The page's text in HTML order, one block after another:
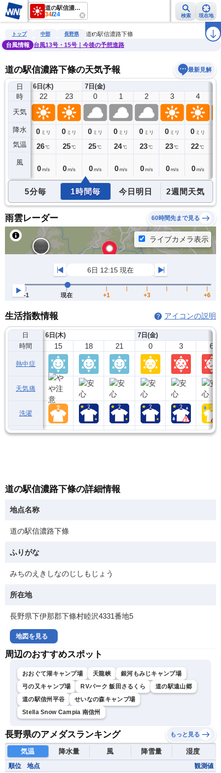
道の駅信濃路下條
34/24 検索 現在地
雨雲レーダー 台風情報 地震情報 警報・注意報 ラ
トップ 中部 長野県
道の駅信濃路下條
台風情報
台風13号・15号｜今後の予想進路
道の駅信濃路下條の天気予報 最新見解
日
時
天気
降水
気温
風
6日(木)
21
0ミリ
26℃
22
0 ミリ
26℃
0 m/s
23
0 ミリ
25 ℃
0m/s
7日(金)
0
0 ミリ
25℃
0 m/s
1
0 ミリ
24℃
0 m/s
2
0 ミリ
23℃
0 m/s
3
0 ミリ
23℃
0 m/s
4
0 ミリ
22℃
0 m/s
5分毎 1時間毎 今日明日 2週間天気
雨雲レーダー 60時間先まで見る
生活指数情報 アイコンの説明
日
時間
熱中症
天気痛
洗濯
6日(木)
15 18 21
7日(金)
0 3 6
道の駅信濃路下條の詳細情報
地点名称
道の駅信濃路下條
ふりがな
みちのえきしなのじしもじょう
所在地
長野県下伊那郡下條村睦沢4331番地5
地図を見る
周辺のおすすめスポット
おおぐて湖キャンプ場 天龍峡
銀河もみじキャンプ場
弓の又キャンプ場
RVパーク 飯田さるくら
道の駅遠山郷
道の駅信州平谷
せいなの森キャンプ場
Stella Snow Campia 南信州
長野県のアメダスランキング もっと見る
気温 降水量 風 降雪量 湿度
順位 地点 観測値